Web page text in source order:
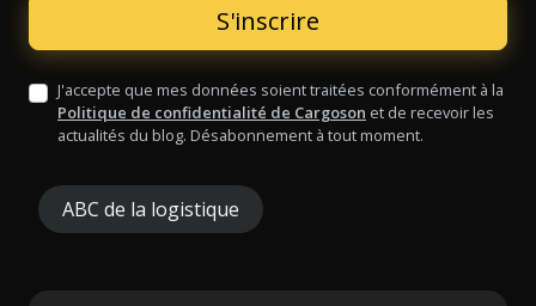
J'accepte que mes données soient traitées conformément à la
Politique de confidentialité de Cargoson et de recevoir les
actualités du blog. Désabonnement à tout moment.
ABC de la logistique